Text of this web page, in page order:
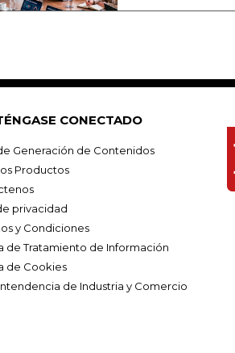
CONECTADO
Generación de Contenidos
Productos
privacidad
y Condiciones
de Tratamiento de Información
de Cookies
de Industria y Comercio